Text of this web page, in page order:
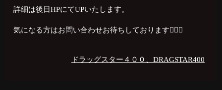
詳細は後日HPにてUPいたします。
気になる方はお問い合わせお待ちしております🙇🏻‍♂️
ドラッグスター４００、DRAGSTAR400